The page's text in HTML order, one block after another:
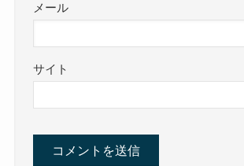
メール
サイト